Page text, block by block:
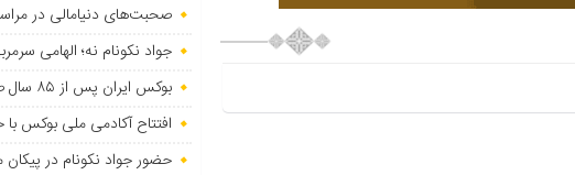
صحبت‌های دنیامالی در
جواد نکونام نه؛ الهامی
بوکس ایران پس از ۸۵ سال صاحب آکادمی تیم های ملی شد
افتتاح آکادمی ملی بوکس
حضور جواد نکونام در